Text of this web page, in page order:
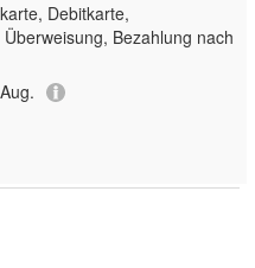
Debitkarte,
Bezahlung nach